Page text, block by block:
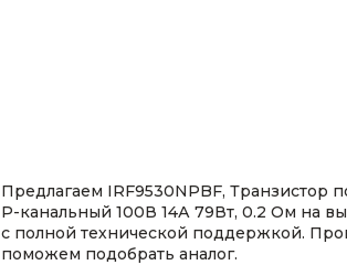
Предлагаем IRF9530NPBF, Транзистор
P-канальный 100В 14А 79Вт, 0.2 Ом на
с полной технической поддержкой.
поможем подобрать аналог.